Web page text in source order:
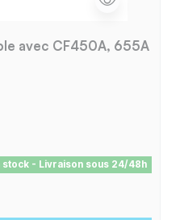
avec CF450A, 655A
stock - Livraison sous 24/48h